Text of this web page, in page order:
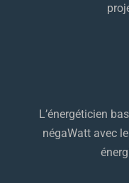
L’énergéticien
négaWatt avec